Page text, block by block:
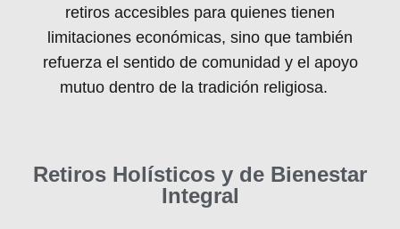
retiros accesibles para quienes tienen
limitaciones económicas, sino que también
refuerza el sentido de comunidad y el apoyo
mutuo dentro de la tradición religiosa.
Retiros Holísticos y de Bienestar
Integral